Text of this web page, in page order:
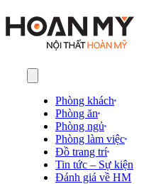
Phòng khách
Phòng ăn
Phòng ngủ
Phòng làm việc
Đồ trang trí
Tin tức – Sự kiện
Đánh giá về HM